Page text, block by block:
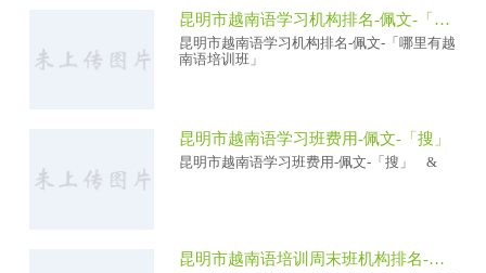
昆明市越南语学习机构排名-佩文-「哪里有越南语培训班」
昆明市越南语学习机构排名-佩文-「哪里有越
南语培训班」
昆明市越南语学习班费用-佩文-「搜」
昆明市越南语学习班费用-佩文-「搜」 &
昆明市越南语培训周末班机构排名-佩文-「昆明外语培训机构有哪些」